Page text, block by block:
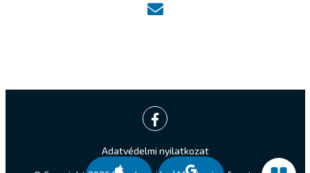
Adatvédelmi nyilatkozat